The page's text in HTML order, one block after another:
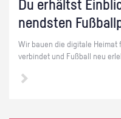
Du er­hältst
nends­ten
Wir bauen die di­gi­ta­le Hei­mat
ver­bin­det und Fuß­ball neu